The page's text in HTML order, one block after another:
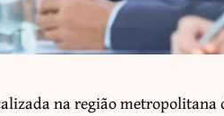
na região metropolitana